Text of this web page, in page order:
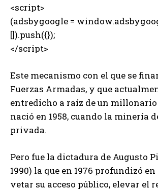
<script>
(adsbygoogle =
[]).push({});
</script>
Este mecanismo con el que se
Fuerzas Armadas, y que
entredicho a raíz de un millonario
nació en 1958, cuando la minería
privada.
Pero fue la dictadura de Augusto
1990) la que en 1976 profundizó
vetar su acceso público, elevar el